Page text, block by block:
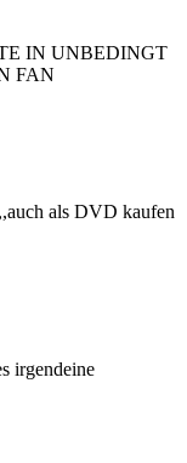
IN UNBEDINGT
FAN
als DVD kaufen
irgendeine